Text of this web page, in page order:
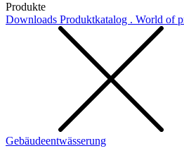
Produkte
Downloads Produktkatalog . World of
Gebäudeentwässerung